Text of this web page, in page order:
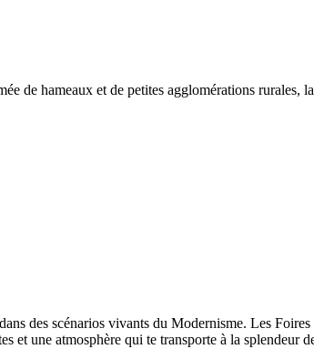
de hameaux et de petites agglomérations
des scénarios vivants du Modernisme. Les
et une atmosphère qui te transporte à la